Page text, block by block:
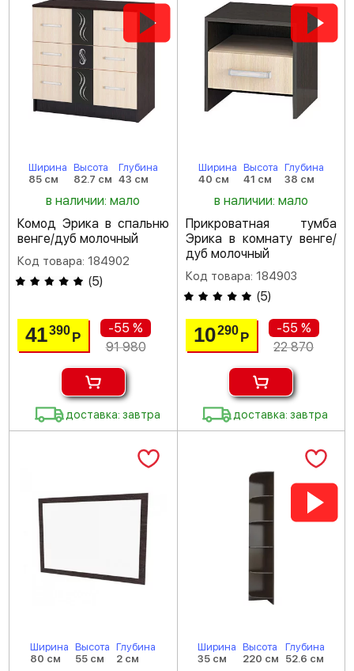
Ширина
85 см
Высота
82.7 см
Глубина
43 см
в наличии: мало
Комод Эрика в спальню
венге/дуб молочный
Код товара: 184902
(5)
41390Р
-55 %
91 980
доставка: завтра
Ширина
40 см
Высота
41 см
Глубина
38 см
в наличии: мало
Прикроватная тумба
Эрика в комнату венге/
дуб молочный
Код товара: 184903
(5)
10290 Р
-55 %
22 870
доставка: завтра
Ширина
80 см
Высота
55 см
Глубина
2 см
Ширина
35 см
Высота
220 см
Глубина
52.6 см